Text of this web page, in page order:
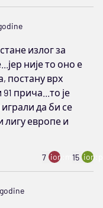
излог за
није то оно е
постану врх
прича...то је
да би се
лигу европе и
7 ion:minus
15